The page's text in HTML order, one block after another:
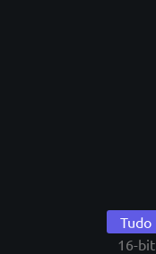
Tudo
16-bit